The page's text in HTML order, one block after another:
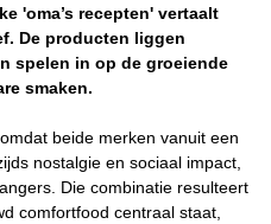
'oma’s recepten' vertaalt
De producten liggen
spelen in op de groeiende
smaken.
beide merken vanuit een
nostalgie en sociaal impact,
Die combinatie resulteert
comfortfood centraal staat,